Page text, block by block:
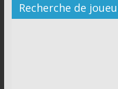
Recherche de